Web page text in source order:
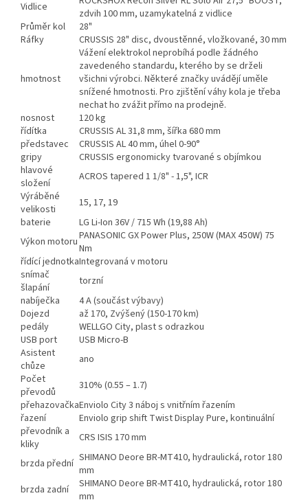
Vidlice
zdvih 100 mm, uzamykatelná z vidlice
Průměr kol
28"
Ráfky
CRUSSIS 28" disc, dvoustěnné, vložkované, 30 mm
hmotnost
Vážení elektrokol neprobíhá podle žádného
zavedeného standardu, kterého by se drželi
všichni výrobci. Některé značky uvádějí uměle
snížené hmotnosti. Pro zjištění váhy kola je třeba
nechat ho zvážit přímo na prodejně.
nosnost
120 kg
řídítka
CRUSSIS AL 31,8 mm, šířka 680 mm
představec
CRUSSIS AL 40 mm, úhel 0-90°
gripy
CRUSSIS ergonomicky tvarované s objímkou
hlavové
složení
ACROS tapered 1 1/8" - 1,5", ICR
Výráběné
velikosti
15, 17, 19
baterie
LG Li-Ion 36V / 715 Wh (19,88 Ah)
Výkon motoruPANASONIC GX Power Plus, 250W (MAX 450W) 75
Nm
řídící jednotkaIntegrovaná v motoru
snímač
šlapání
torzní
nabíječka
4 A (součást výbavy)
Dojezd
až 170, Zvýšený (150-170 km)
pedály
WELLGO City, plast s odrazkou
USB port
USB Micro-B
Asistent
chůze
ano
Počet
převodů
310% (0.55 – 1.7)
přehazovačkaEnviolo City 3 náboj s vnitřním řazením
řazení
Enviolo grip shift Twist Display Pure, kontinuální
převodník a
kliky
CRS ISIS 170 mm
brzda přední SHIMANO Deore BR-MT410, hydraulická, rotor 180
mm
brzda zadní
SHIMANO Deore BR-MT410, hydraulická, rotor 180
mm